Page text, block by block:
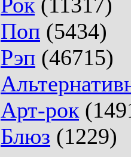
Рок(11317)
Поп (5434)
Рэп (46715)
Арт-рок
Блюз (1229)